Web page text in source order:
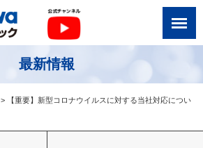
最新情報
> 【重要】新型コロナウイルスに対する当社対応につい